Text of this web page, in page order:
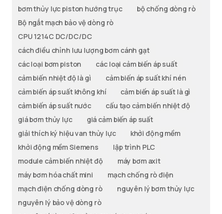
bơm thủy lực piston hướng trục
bộ chống dòng rò
Bộ ngắt mạch bảo vệ dòng rò
CPU 1214C DC/DC/DC
cách điều chỉnh lưu lượng bơm cánh gạt
các loại bơm piston
các loại cảm biến áp suất
cảm biến nhiệt độ là gì
cảm biến áp suất khí nén
cảm biến áp suất không khí
cảm biến áp suất là gì
cảm biến áp suất nước
cấu tạo cảm biến nhiệt độ
giá bơm thủy lực
giá cảm biến áp suất
giải thích ký hiệu van thủy lực
khởi động mềm
khởi động mềm Siemens
lập trình PLC
module cảm biến nhiệt độ
máy bơm axit
máy bơm hóa chất mini
mạch chống rò điện
mạch điện chống dòng rò
nguyên lý bơm thủy lực
nguyên lý bảo vệ dòng rò